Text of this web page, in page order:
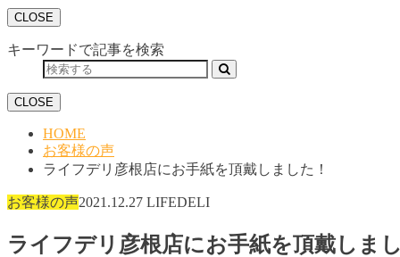
CLOSE
キーワードで記事を検索
CLOSE
HOME
お客様の声
ライフデリ彦根店にお手紙を頂戴しました！
お客様の声2021.12.27 LIFEDELI
ライフデリ彦根店にお手紙を頂戴しま